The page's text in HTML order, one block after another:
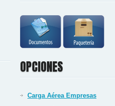
OPCIONES
Carga Aérea Empresas